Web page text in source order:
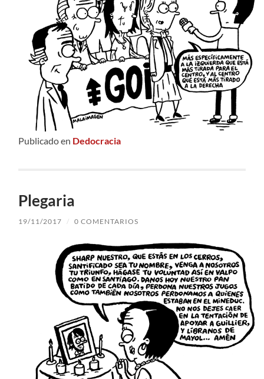
Publicado en Dedocracia
Plegaria
19/11/2017 / 0 COMENTARIOS